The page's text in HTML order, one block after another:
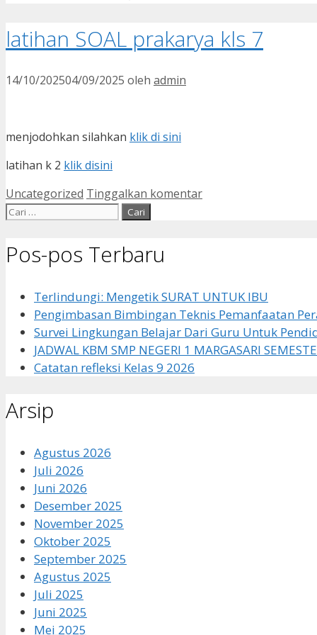
latihan SOAL prakarya kls 7
14/10/202504/09/2025 oleh admin
menjodohkan silahkan klik di sini
latihan k 2 klik disini
Kategori
Uncategorized Tinggalkan komentar
Cari
Pos-pos Terbaru
Terlindungi: Mengetik SURAT UNTUK IBU
Pengimbasan Bimbingan Teknis Pemanfaatan
Survei Lingkungan Belajar Dari Guru Untuk
JADWAL KBM SMP NEGERI 1 MARGASARI
Catatan refleksi Kelas 9 2026
Arsip
Agustus 2026
Juli 2026
Juni 2026
Desember 2025
November 2025
Oktober 2025
September 2025
Agustus 2025
Juli 2025
Juni 2025
Mei 2025